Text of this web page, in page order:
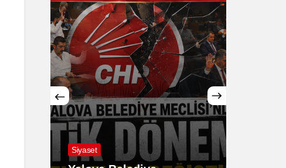
Siyaset